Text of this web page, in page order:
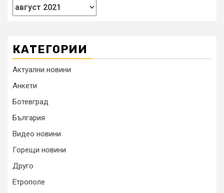
КАТЕГОРИИ
Актуални новини
Анкети
Ботевград
България
Видео новини
Горещи новини
Друго
Етрополе